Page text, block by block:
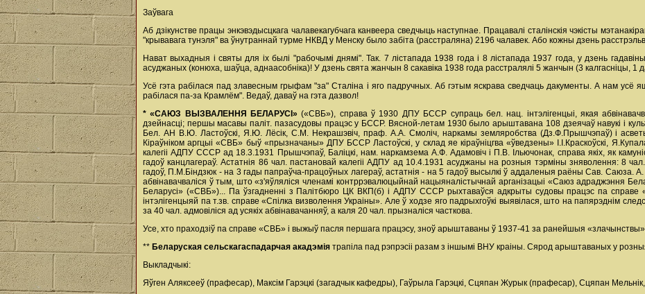
Заўвага
Аб дзікунстве працы энкэвэдысцкага чалавекагубчага канвеера сведчыць наступнае. Працавалі сталінскія чэкісты
"крывавага тунэля" ва ўнутраннай турме НКВД у Менску было забіта (расстраляна) 2196 чалавек. Або кожны дзень
Нават выхадныя і святы для іх былі "рабочымі днямі". Так. 7 лістапада 1938 года і 8 лістапада 1937 года, у дзень
асуджаных (конюха, шаўца, аднаасобніка)! У дзень свята жанчын 8 сакавіка 1938 года расстралялі 5 жанчын (3 калгасніцы,
Усё гэта рабілася пад злавесным грыфам "за" Сталіна і яго падручных. Аб гэтым яскрава сведчаць дакументы. А нам усё
рабілася па-за Крамлём". Ведаў, даваў на гэта дазвол!
* «САЮЗ ВЫЗВАЛЕННЯ БЕЛАРУСІ» («СВБ»), справа ў 1930 ДПУ БССР супраць бел. нац. інтэлігенцыі, якая
дзейнасці; першы масавы паліт. пазасудовы працэс у БССР. Вясной-летам 1930 было арыштавана 108 дзеячаў навукі і
Бел. АН В.Ю. Ластоўскі, Я.Ю. Лёсік, С.М. Некрашэвіч, праф. А.А. Смоліч, наркамы земляробства (Дз.Ф.Прышчэпаў) і асветы
Кіраўніком аргцыі «СВБ» быў «прызначаны» ДПУ БССР Ластоўскі, у склад яе кіраўніцгва «ўведзены» І.І.Краскоўскі,
калегіі АДПУ СССР ад 18.3.1931 Прышчэпаў, Баліцкі, нам. наркамзема А.Ф. Адамовіч і П.В. Ільючонак, справа якіх, як
гадоў канцлагераў. Астатнія 86 чал. пастановай калегіі АДПУ ад 10.4.1931 асуджаны на розныя тэрміны зняволення: 8
гадоў, П.М.Біндзюк - на 3 гады папраўча-працоўных лагераў, астатнія - на 5 гадоў высылкі ў аддаленыя раёны Сав.
абвінавачваліся ў тым, што «з'яўляліся членамі контррэвалюцыйнай нацыяналістычнай арганізацыі «Саюз адраджэння
Беларусі» («СВБ»)... Па ўзгадненні з Палітбюро ЦК ВКП(б) і АДПУ СССР рыхтаваўся адкрыты судовы працэс па справе
інтэлігенцыяй па т.зв. справе «Спілка визволення Украіны». Але ў ходзе яго падрыхгоўкі выявілася, што на папярэднім
за 40 чал. адмовіліся ад усякіх абвінавачанняў, а каля 20 чал. прызналіся часткова.
Усе, хто праходзіў па справе «СВБ» і выжыў пасля першага працэсу, зноў арыштаваны ў 1937-41 за ранейшыя «злачынствы»,
** Беларуская сельскагаспадарчая акадэмія трапіла пад рэпрэсіі разам з іншымі ВНУ краіны. Сярод арыштаваных у
Выкладчыкі:
Яўген Аляксееў (прафесар), Максім Гарэцкі (загадчык кафедры), Гаўрыла Гарэцкі, Сцяпан Журык (прафесар), Сцяпан